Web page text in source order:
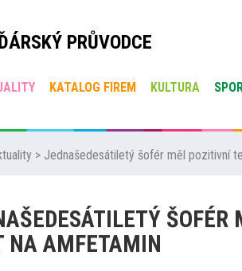
PRŮVODCE
KATALOG FIREM KULTURA
> Jednašedesátiletý šofér měl pozitivní
ŠOFÉR
NA AMFETAMIN